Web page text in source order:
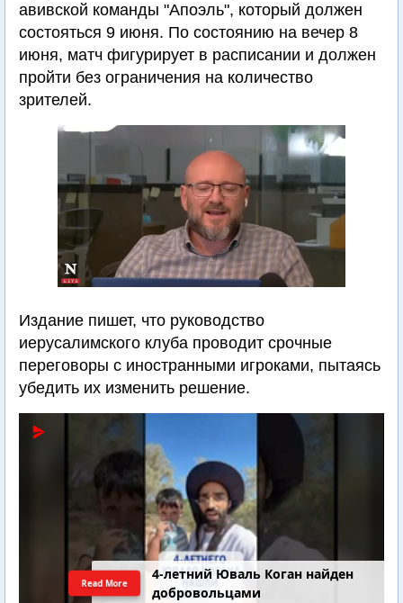
авивской команды "Апоэль", который должен
состояться 9 июня. По состоянию на вечер 8
июня, матч фигурирует в расписании и должен
пройти без ограничения на количество
зрителей.
Издание пишет, что руководство
иерусалимского клуба проводит срочные
переговоры с иностранными игроками, пытаясь
убедить их изменить решение.
4-летний Юваль Коган найден
добровольцами
Read More